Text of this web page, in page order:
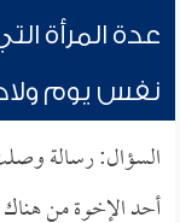
عدة المرأة
نفس يوم
السؤال: رسالة وصلت
أحد الإخوة من